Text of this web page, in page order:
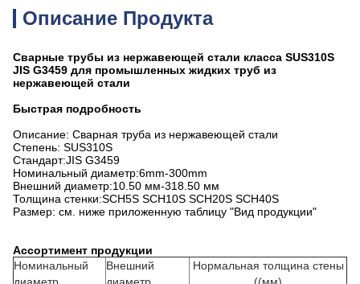
Описание Продукта
Сварные трубы из нержавеющей стали класса SUS310S
JIS G3459 для промышленных жидких труб из
нержавеющей стали
Быстрая подробность
Описание: Сварная труба из нержавеющей стали
Степень: SUS310S
Стандарт:JIS G3459
Номинальный диаметр:6mm-300mm
Внешний диаметр:10.50 мм-318.50 мм
Толщина стенки:SCH5S SCH10S SCH20S SCH40S
Размер: см. ниже приложенную таблицу "Вид продукции"
Ассортимент продукции
Номинальный
Внешний
Нормальная толщина стены